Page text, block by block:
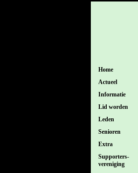
Home
Actueel
Informatie
Lid worden
Leden
Senioren
Extra
Supporters-
vereniging